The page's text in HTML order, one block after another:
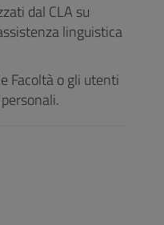
dal CLA su
linguistica
Facoltà o gli utenti